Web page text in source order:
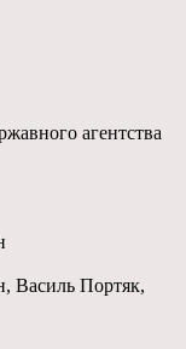
агентства
Василь Портяк,